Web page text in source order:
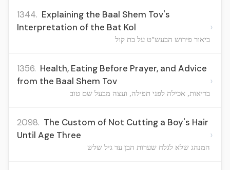
1344. Explaining the Baal Shem Tov's
Interpretation of the Bat Kol
ביאור פירוש הבעש"ט על בת קול
›
1356. Health, Eating Before Prayer, and Advice
from the Baal Shem Tov
בריאות, אכילה לפני תפילה, ועצה מבעל שם טוב
›
2098. The Custom of Not Cutting a Boy's Hair
Until Age Three
המנהג שלא לגלח שערות הבן עד גיל שלש
›